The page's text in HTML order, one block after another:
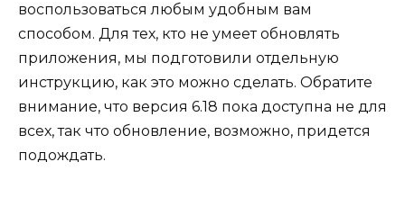
воспользоваться любым удобным вам
способом. Для тех, кто не умеет обновлять
приложения, мы подготовили отдельную
инструкцию, как это можно сделать. Обратите
внимание, что версия 6.18 пока доступна не для
всех, так что обновление, возможно, придется
подождать.